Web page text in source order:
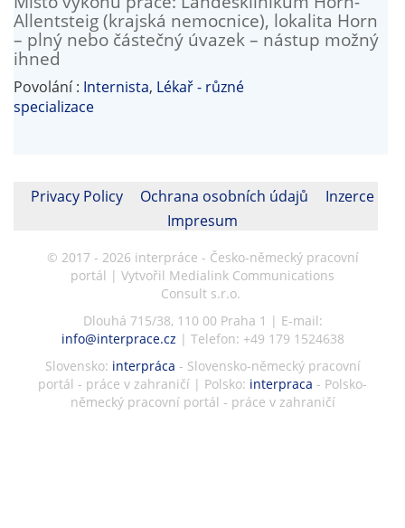
Allentsteig (krajská nemocnice), lokalita Horn
– plný nebo částečný úvazek – nástup možný
ihned
Povolání : Internista, Lékař - různé
specializace
Privacy Policy Ochrana osobních údajů
Inzerce
Impresum
© 2017 - 2026 interpráce - Česko-německý pracovní
portál | Vytvořil Medialink Communications
Consult s.r.o.
Dlouhá 715/38, 110 00 Praha 1 | E-mail:
info@interprace.cz | Telefon: +49 179 1524638
Slovensko: interpráca - Slovensko-německý pracovní
portál - práce v zahraničí | Polsko: interpraca - Polsko-
německý pracovní portál - práce v zahraničí